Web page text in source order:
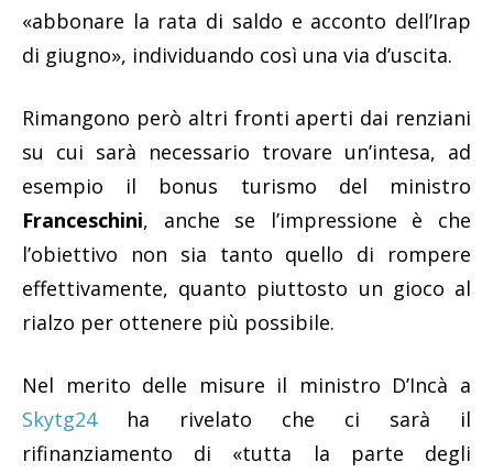
«abbonare la rata di saldo e acconto dell’Irap
di giugno», individuando così una via d’uscita.
Rimangono però altri fronti aperti dai renziani
su cui sarà necessario trovare un’intesa, ad
esempio il bonus turismo del ministro
Franceschini, anche se l’impressione è che
l’obiettivo non sia tanto quello di rompere
effettivamente, quanto piuttosto un gioco al
rialzo per ottenere più possibile.
Nel merito delle misure il ministro D’Incà a
Skytg24ha rivelato che ci sarà il
rifinanziamento di «tutta la parte degli